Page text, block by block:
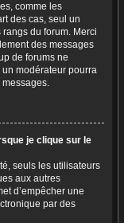
comme les
des cas, seul un
du forum. Merci
des messages
de forums ne
modérateur pourra
je clique sur le
seuls les utilisateurs
aux autres
d’empêcher une
par des